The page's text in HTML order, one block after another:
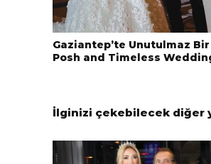
Gaziantep’te Unutulmaz Bir
Posh and Timeless
İlginizi çekebilecek diğer